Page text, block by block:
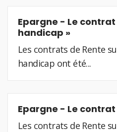
Epargne - Le
handicap »
Les contrats de Rente
handicap ont été...
Epargne - Le contrat
Les contrats de Rente